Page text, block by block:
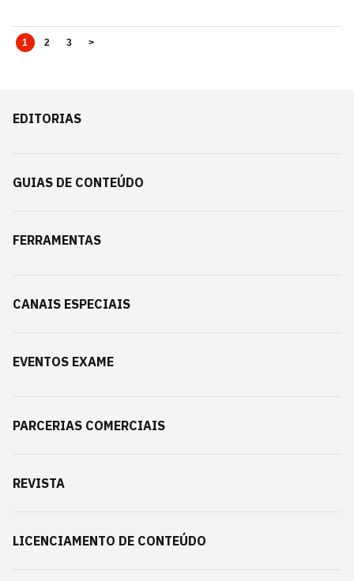
1 2 3 >
EDITORIAS
GUIAS DE CONTEÚDO
FERRAMENTAS
CANAIS ESPECIAIS
EVENTOS EXAME
PARCERIAS COMERCIAIS
REVISTA
LICENCIAMENTO DE CONTEÚDO